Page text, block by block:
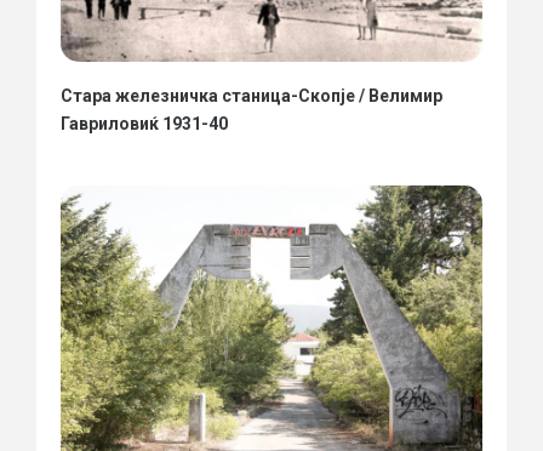
Стара железничка станица-Скопје / Велимир
Гавриловиќ 1931-40